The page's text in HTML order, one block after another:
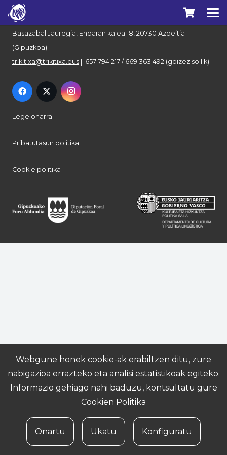
Euskal Herriko Trikitixa Elkartea
Basazabal Jauregia, Enparan kalea 18, 20730 Azpeitia
(Gipuzkoa)
trikitixa@trikitixa.eus | 657 794 217 / 669 363 492 (goizez soilik)
Lege oharra
Pribatutasun politika
Cookie politika
Webgune honek cookie-ak erabiltzen ditu, zure
nabigazioa errazteko eta analisi estatistikoak egiteko.
Informazio gehiago nahi baduzu, kontsultatu gure
Cookien Politika
Onartu Ukatu Konfiguratu